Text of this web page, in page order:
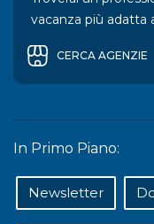
vacanza più adatta
CERCA AGENZIE
In Primo Piano:
Newsletter